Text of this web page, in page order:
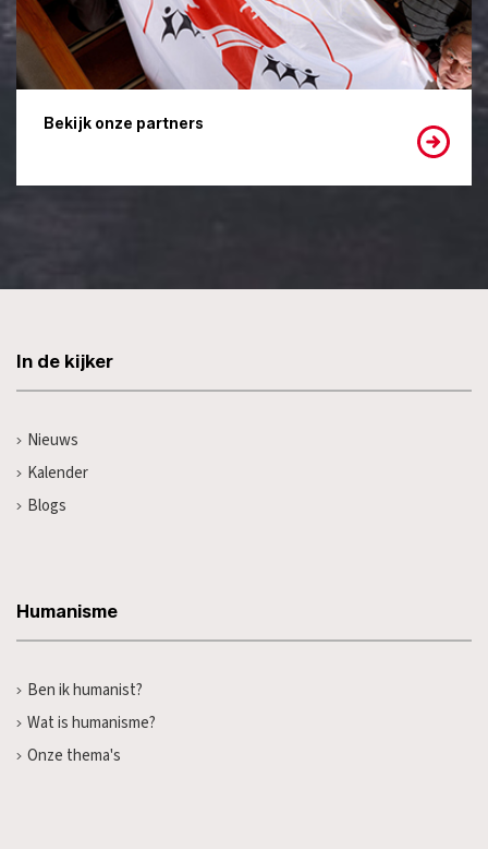
Bekijk onze partners
In de kijker
Nieuws
Kalender
Blogs
Humanisme
Ben ik humanist?
Wat is humanisme?
Onze thema's